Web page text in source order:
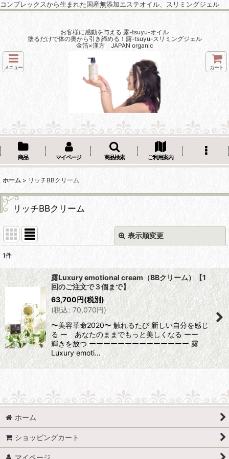
コンプレックスから生まれた国産無添加エステオイル、スリミングジェル
お客様に感動を与える 露-tsuyu-オイル
塗るだけで体の奥から引き締める！露-tsuyu-スリミングジェル
金箔×漢方 JAPAN organic
メニュー カート
商品 マイページ 商品検索 ご利用案内
ホーム > リッチBBクリーム
リッチBBクリーム
表示順変更
絞り込む
1件
露Luxury emotional cream（BBクリーム）【1
回のご注文で３個まで】
63,700円(税別)
(税込: 70,070円)
〜美容革命2020〜 触れるたび 新しい自分を感じ
る ー あなたのままでもっと美しくなる ーー
輝きを放つ ーーーーーーーーーーーーーー 露
Luxury emoti…
ホーム
ショッピングカート
マイページ